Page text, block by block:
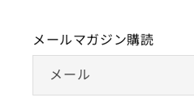
メールマガジン購読
メール